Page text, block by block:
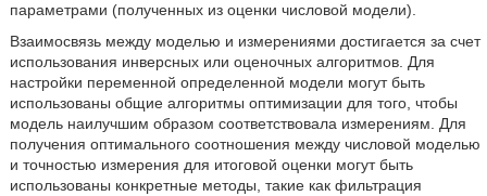
параметрами (полученных из оценки числовой модели).
Взаимосвязь между моделью и измерениями достигается за счет
использования инверсных или оценочных алгоритмов. Для
настройки переменной определенной модели могут быть
использованы общие алгоритмы оптимизации для того, чтобы
модель наилучшим образом соответствовала измерениям. Для
получения оптимального соотношения между числовой моделью
и точностью измерения для итоговой оценки могут быть
использованы конкретные методы, такие как фильтрация